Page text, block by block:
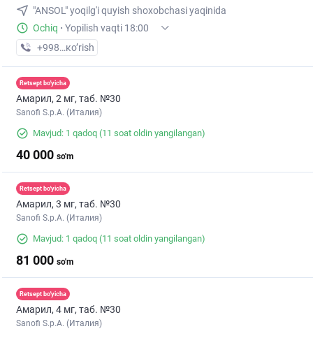
"ANSOL" yoqilg'i quyish shoxobchasi yaqinida
Ochiq · Yopilish vaqti 18:00
+998 (77) XXX-XX-XX
кo’rish
Retsept bo'yicha
Амарил, 2 мг, таб. №30
Sanofi S.p.A. (Италия)
Mavjud: 1 qadoq (11 soat oldin yangilangan)
40 000 so'm
Retsept bo'yicha
Амарил, 3 мг, таб. №30
Sanofi S.p.A. (Италия)
Mavjud: 1 qadoq (11 soat oldin yangilangan)
81 000 so'm
Retsept bo'yicha
Амарил, 4 мг, таб. №30
Sanofi S.p.A. (Италия)